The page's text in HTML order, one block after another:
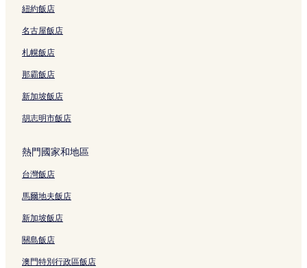
紐約飯店
名古屋飯店
札幌飯店
那霸飯店
新加坡飯店
胡志明市飯店
熱門國家和地區
台灣飯店
馬爾地夫飯店
新加坡飯店
關島飯店
澳門特別行政區飯店